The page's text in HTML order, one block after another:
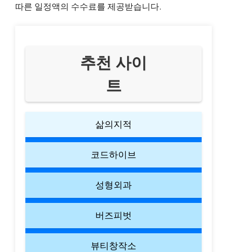
따른 일정액의 수수료를 제공받습니다.
추천 사이
트
삶의지적
코드하이브
성형외과
버즈피벗
뷰티창작소